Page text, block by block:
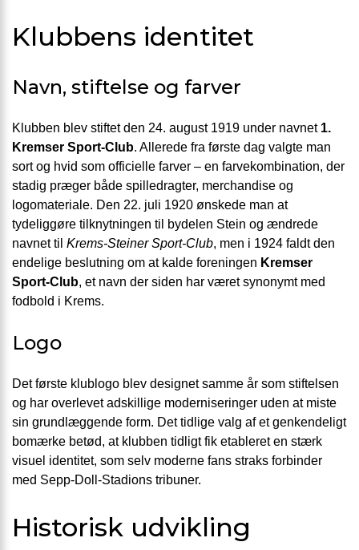
Klubbens identitet
Navn, stiftelse og farver
Klubben blev stiftet den 24. august 1919 under navnet 1.
Kremser Sport-Club. Allerede fra første dag valgte man
sort og hvid som officielle farver – en farvekombination, der
stadig præger både spilledragter, merchandise og
logomateriale. Den 22. juli 1920 ønskede man at
tydeliggøre tilknytningen til bydelen Stein og ændrede
navnet til Krems-Steiner Sport-Club, men i 1924 faldt den
endelige beslutning om at kalde foreningen Kremser
Sport-Club, et navn der siden har været synonymt med
fodbold i Krems.
Logo
Det første klublogo blev designet samme år som stiftelsen
og har overlevet adskillige moderniseringer uden at miste
sin grundlæggende form. Det tidlige valg af et genkendeligt
bomærke betød, at klubben tidligt fik etableret en stærk
visuel identitet, som selv moderne fans straks forbinder
med Sepp-Doll-Stadions tribuner.
Historisk udvikling